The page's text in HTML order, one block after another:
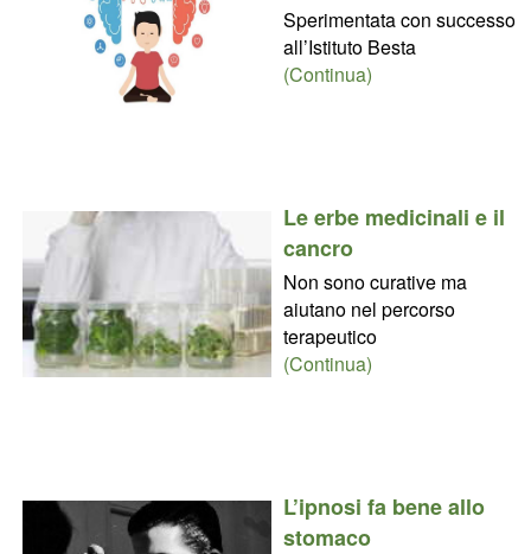
Sperimentata con successo
all’Istituto Besta
(Continua)
Le erbe medicinali e il
cancro
Non sono curative ma
aiutano nel percorso
terapeutico
(Continua)
L’ipnosi fa bene allo
stomaco